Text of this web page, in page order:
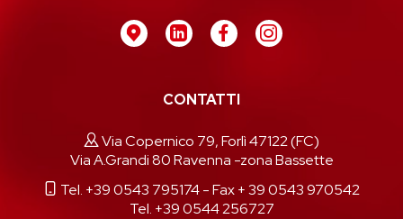
CONTATTI
Via Copernico 79, Forlì 47122 (FC)
Via A.Grandi 80 Ravenna -zona Bassette
Tel. +39 0543 795174- Fax + 39 0543 970542
Tel. +39 0544 256727